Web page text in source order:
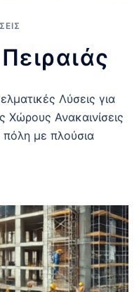
Λύσεις για
Χώρους Ανακαινίσεις
πόλη με πλούσια